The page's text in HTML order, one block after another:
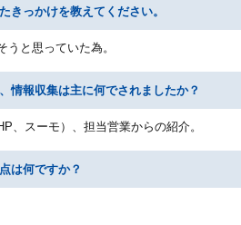
きっかけを教えてください。
と思っていた為。
情報収集は主に何でされましたか？
、スーモ）、担当営業からの紹介。
は何ですか？